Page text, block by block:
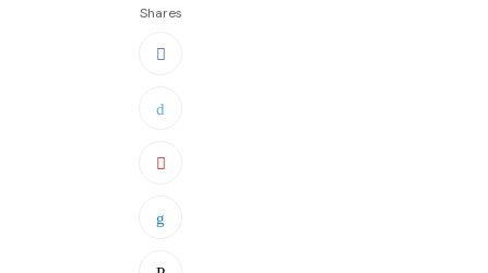
Shares